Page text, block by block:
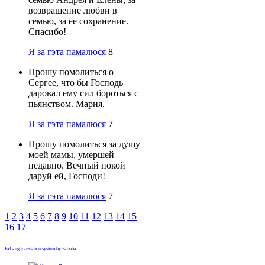
возвращение любви в
семью, за ее сохранение.
Спасибо!
Я за гэта памалюся 8
Прошу помолиться о
Сергее, что бы Господь
даровал ему сил бороться с
пьянством. Мария.
Я за гэта памалюся 7
Прошу помолиться за душу
моей мамы, умершей
недавно. Вечный покой
даруй ей, Господи!
Я за гэта памалюся 7
1 2 3 4 5 6 7 8 9 10 11 12 13 14 15
16 17
FaLang translation system by Faboba